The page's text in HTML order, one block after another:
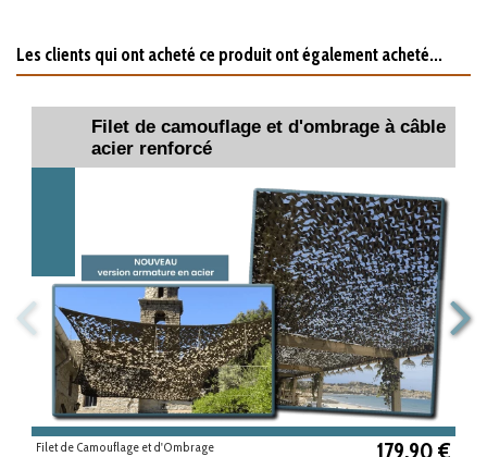
Les clients qui ont acheté ce produit ont également acheté...
Filet de camouflage et d'ombrage à câble
acier renforcé
Filet de Camouflage et d'Ombrage 179,90 €